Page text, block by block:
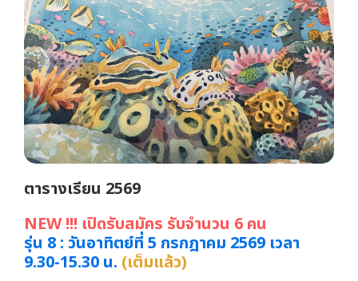
ตารางเรียน 2569
NEW !!! เปิดรับสมัคร รับจำนวน 6 คน
รุ่น 8 : วันอาทิตย์ที่ 5 กรกฎาคม 2569 เวลา
9.30-15.30 น. (เต็มแล้ว)